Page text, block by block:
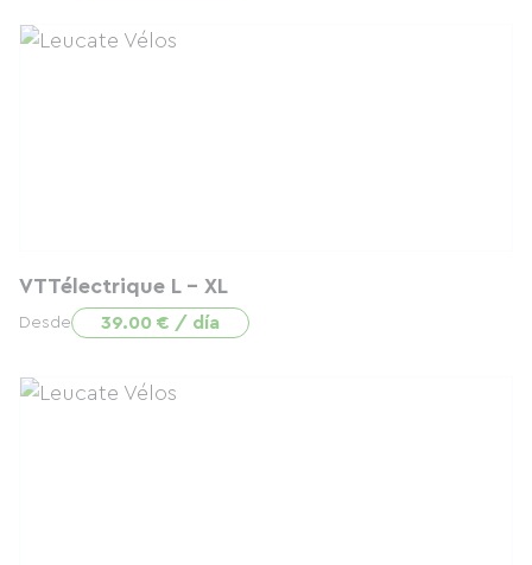
VTTélectrique L - XL
Desde 39.00 € / día